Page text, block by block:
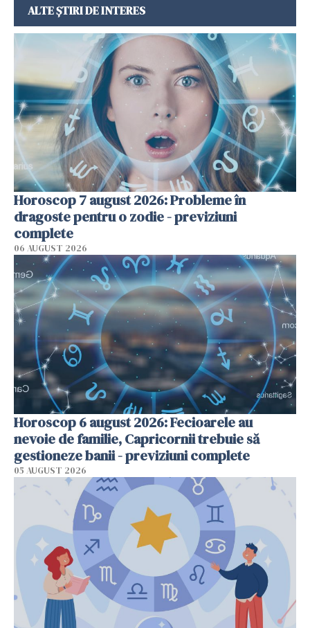
ALTE ȘTIRI DE INTERES
Horoscop 7 august 2026: Probleme în
dragoste pentru o zodie - previziuni
complete
06 AUGUST 2026
Horoscop 6 august 2026: Fecioarele au
nevoie de familie, Capricornii trebuie să
gestioneze banii - previziuni complete
05 AUGUST 2026